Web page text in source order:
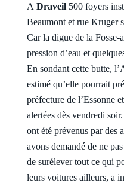
A Draveil500 foyers
Beaumont et rue Kruger
Car la digue de la Fosse-
pression d’eau et
En sondant cette butte,
estimé qu’elle pourrait
préfecture de l’Essonne
alertées dès vendredi
ont été prévenus par des
avons demandé de ne
de surélever tout ce qui
leurs voitures ailleurs, a